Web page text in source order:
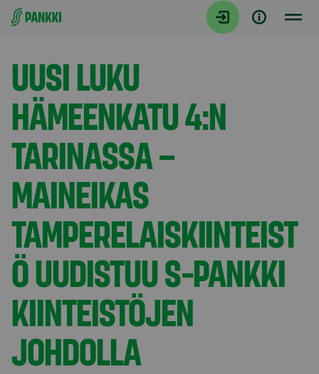
Siirry suoraan sisältöön
Tiedotteet
UUSI LUKU
HÄMEENKATU 4:N
TARINASSA –
MAINEIKAS
TAMPERELAISKIINTEIST
Ö UUDISTUU S-PANKKI
KIINTEISTÖJEN
JOHDOLLA